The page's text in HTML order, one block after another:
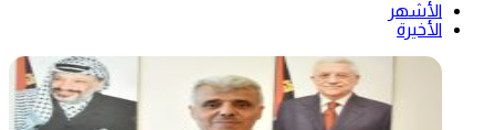
الأشهر
الأخيرة